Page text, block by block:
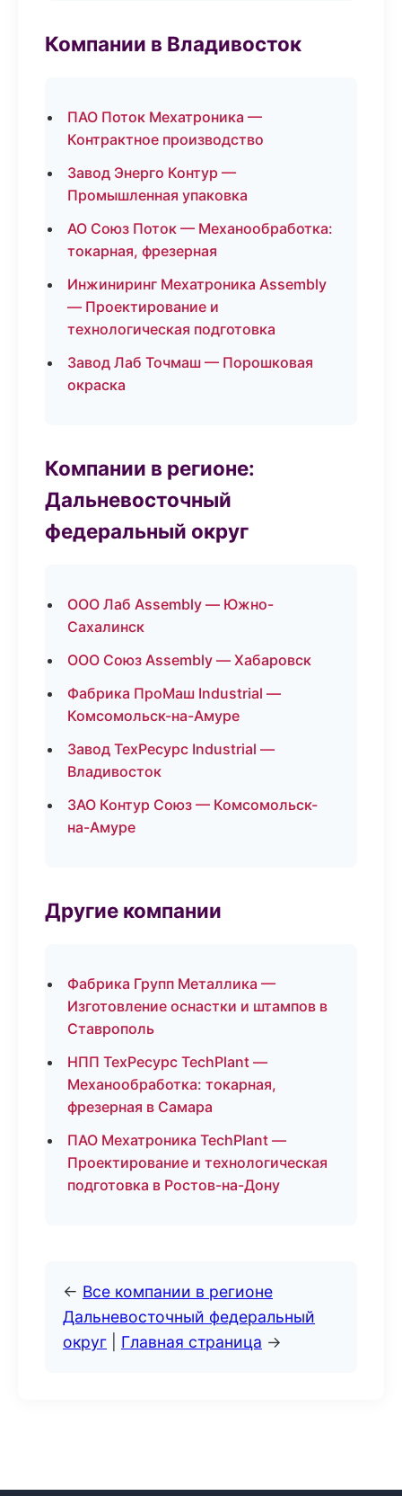
Компании в Владивосток
ПАО Поток Мехатроника —
Контрактное производство
Завод Энерго Контур —
Промышленная упаковка
АО Союз Поток — Механообработка:
токарная, фрезерная
Инжиниринг Мехатроника Assembly
— Проектирование и
технологическая подготовка
Завод Лаб Точмаш — Порошковая
окраска
Компании в регионе:
Дальневосточный
федеральный округ
ООО Лаб Assembly — Южно-
Сахалинск
ООО Союз Assembly — Хабаровск
Фабрика ПроМаш Industrial —
Комсомольск-на-Амуре
Завод ТехРесурс Industrial —
Владивосток
ЗАО Контур Союз — Комсомольск-
на-Амуре
Другие компании
Фабрика Групп Металлика —
Изготовление оснастки и штампов в
Ставрополь
НПП ТехРесурс TechPlant —
Механообработка: токарная,
фрезерная в Самара
ПАО Мехатроника TechPlant —
Проектирование и технологическая
подготовка в Ростов-на-Дону
← Все компании в регионе
Дальневосточный федеральный
округ
Главная страница →